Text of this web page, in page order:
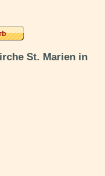
St. Marien in